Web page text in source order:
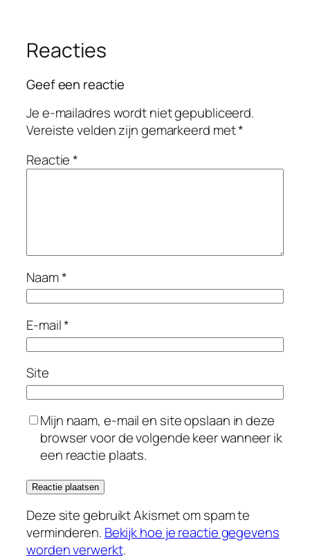
Reacties
Geef een reactie
Je e-mailadres wordt niet gepubliceerd.
Vereiste velden zijn gemarkeerd met*
Reactie*
Naam*
E-mail*
Site
Mijn naam, e-mail en site opslaan in deze
browser voor de volgende keer wanneer ik
een reactie plaats.
Deze site gebruikt Akismet om spam te
verminderen. Bekijk hoe je reactie gegevens
worden verwerkt.